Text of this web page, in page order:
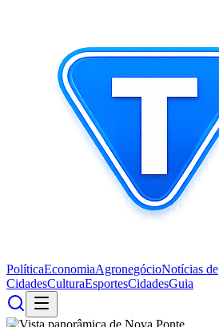
PolíticaEconomiaAgronegócioNotícias de
CidadesCulturaEsportesCidadesGuia